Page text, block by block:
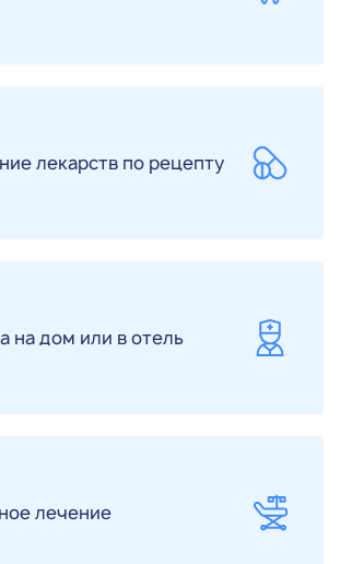
лекарств по рецепту
на дом или в отель
лечение